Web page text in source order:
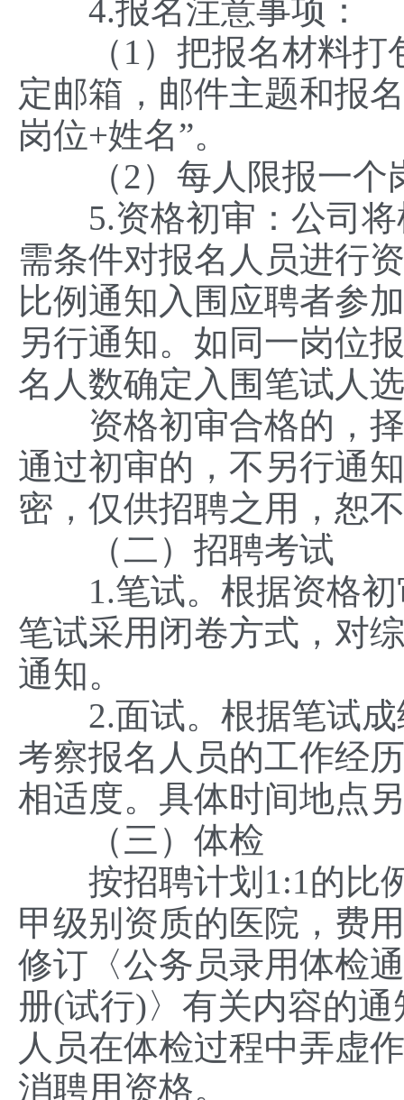
4.报名注意事项：
（1）把报名材料打
定邮箱，邮件主题和报
岗位+姓名”。
（2）每人限报一个
5.资格初审：公司将
需条件对报名人员进行
比例通知入围应聘者参
另行通知。如同一岗位
名人数确定入围笔试人
资格初审合格的，择
通过初审的，不另行通
密，仅供招聘之用，恕
（二）招聘考试
1.笔试。根据资格初
笔试采用闭卷方式，对
通知。
2.面试。根据笔试成
考察报名人员的工作经
相适度。具体时间地点
（三）体检
按招聘计划1:1的比例
甲级别资质的医院，费
修订〈公务员录用体检
册(试行)〉有关内容的
人员在体检过程中弄虚
消聘用资格。